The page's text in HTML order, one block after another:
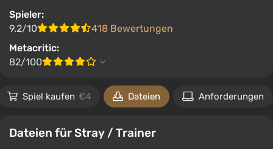
Spieler:
9.2/10
418 Bewertungen
Metacritic:
82/100
Spiel kaufen €4 Dateien Anforderungen
Dateien für Stray / Trainer